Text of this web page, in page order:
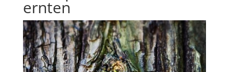
ernten